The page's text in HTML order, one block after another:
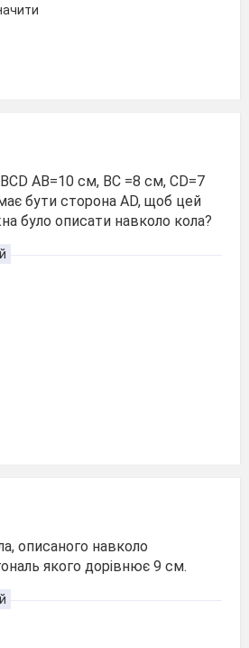
AB=10 см, BC =8 см, CD=7
бути сторона AD, щоб цей
було описати навколо кола?
описаного навколо
якого дорівнює 9 см.